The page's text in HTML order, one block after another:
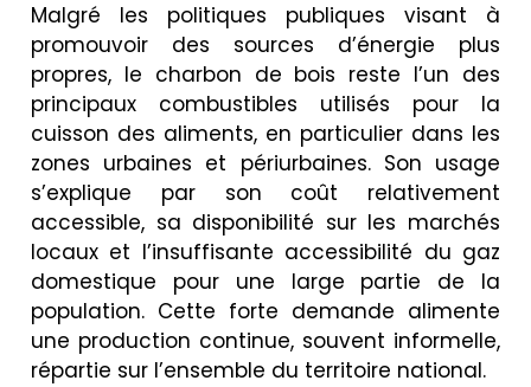
Malgré les politiques publiques visant à
promouvoir des sources d’énergie plus
propres, le charbon de bois reste l’un des
principaux combustibles utilisés pour la
cuisson des aliments, en particulier dans les
zones urbaines et périurbaines. Son usage
s’explique par son coût relativement
accessible, sa disponibilité sur les marchés
locaux et l’insuffisante accessibilité du gaz
domestique pour une large partie de la
population. Cette forte demande alimente
une production continue, souvent informelle,
répartie sur l’ensemble du territoire national.